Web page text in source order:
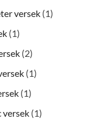
versek (1)
(1)
(2)
(1)
(1)
versek (1)